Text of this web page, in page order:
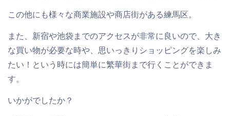
この他にも様々な商業施設や商店街がある練馬区。
また、新宿や池袋までのアクセスが非常に良いので、大き
な買い物が必要な時や、思いっきりショッピングを楽しみ
たい！という時には簡単に繁華街まで行くことができま
す。
いかがでしたか？